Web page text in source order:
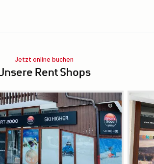
Jetzt online buchen
Rent Shops